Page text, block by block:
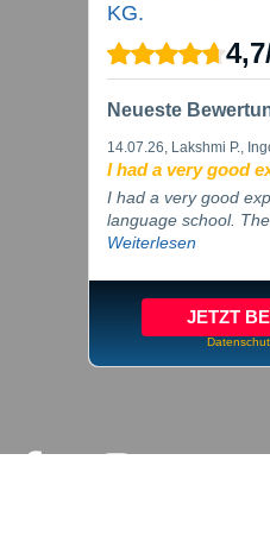
KG.
4,7
Neueste
14.07.26, Lakshmi P.,
I had a very good
I had a very good
language school. The
Weiterlesen
JETZT